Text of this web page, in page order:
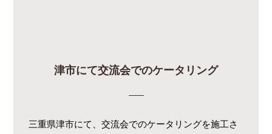
津市にて交流会でのケータリング
三重県津市にて、交流会でのケータリングを施工さ